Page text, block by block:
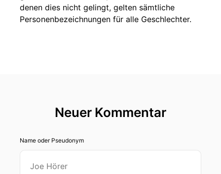
denen dies nicht gelingt, gelten sämtliche
Personenbezeichnungen für alle Geschlechter.
Neuer Kommentar
Name oder Pseudonym